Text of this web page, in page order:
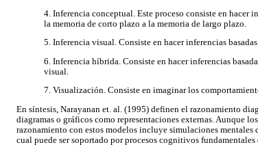
4. Inferencia conceptual. Este proceso consiste en hacer
la memoria de corto plazo a la memoria de largo plazo.
5. Inferencia visual. Consiste en hacer inferencias
6. Inferencia híbrida. Consiste en hacer inferencias
visual.
7. Visualización. Consiste en imaginar los
En síntesis, Narayanan et. al. (1995) definen el razonamiento
diagramas o gráficos como representaciones externas. Aunque
razonamiento con estos modelos incluye simulaciones
cual puede ser soportado por procesos cognitivos